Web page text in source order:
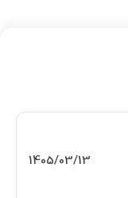
1405/03/13